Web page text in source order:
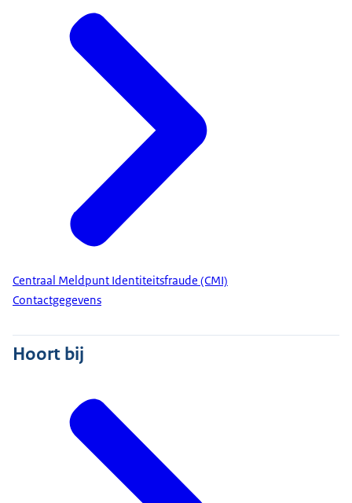
Centraal Meldpunt Identiteitsfraude (CMI)
Contactgegevens
Hoort bij